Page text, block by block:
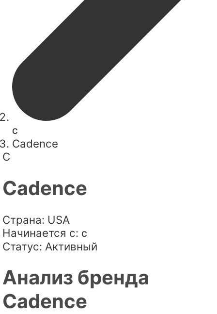
C
Cadence
C
Cadence
Страна: USA
Начинается с: C
Статус: Активный
Анализ бренда
Cadence